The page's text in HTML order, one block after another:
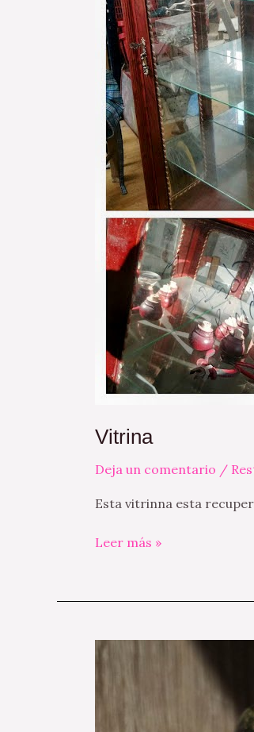
Vitrina
Deja un comentario /
Esta vitrinna esta
Leer más »
Resina
como